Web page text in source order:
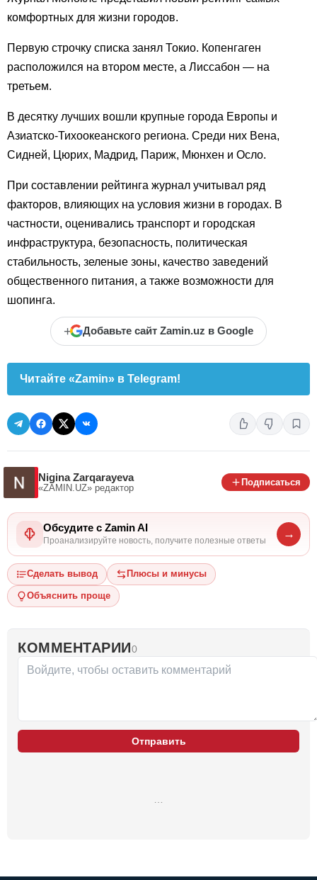
комфортных для жизни городов.
Первую строчку списка занял Токио. Копенгаген
расположился на втором месте, а Лиссабон — на
третьем.
В десятку лучших вошли крупные города Европы и
Азиатско-Тихоокеанского региона. Среди них Вена,
Сидней, Цюрих, Мадрид, Париж, Мюнхен и Осло.
При составлении рейтинга журнал учитывал ряд
факторов, влияющих на условия жизни в городах. В
частности, оценивались транспорт и городская
инфраструктура, безопасность, политическая
стабильность, зеленые зоны, качество заведений
общественного питания, а также возможности для
шопинга.
+ Добавьте сайт Zamin.uz в Google
Читайте «Zamin» в Telegram!
Nigina Zarqarayeva
«ZAMIN.UZ» редактор
Подписаться
Обсудите с Zamin AI
Проанализируйте новость, получите полезные ответы
→
Сделать вывод Плюсы и минусы
Объяснить проще
КОММЕНТАРИИ0
Отправить